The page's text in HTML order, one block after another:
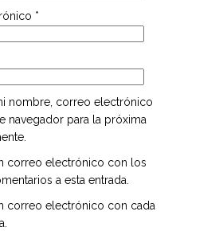
*
nombre, correo electrónico
navegador para la próxima
correo electrónico con los
a esta entrada.
correo electrónico con cada